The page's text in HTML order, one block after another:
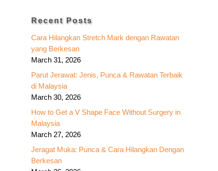
Recent Posts
Cara Hilangkan Stretch Mark dengan Rawatan
yang Berkesan
March 31, 2026
Parut Jerawat: Jenis, Punca & Rawatan Terbaik
di Malaysia
March 30, 2026
How to Get a V Shape Face Without Surgery in
Malaysia
March 27, 2026
Jeragat Muka: Punca & Cara Hilangkan Dengan
Berkesan